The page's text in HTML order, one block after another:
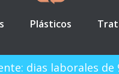
Plásticos
dias laborales de